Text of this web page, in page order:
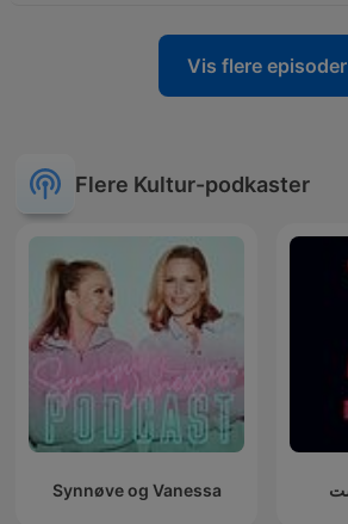
Vis flere episoder
Flere Kultur-podkaster
Synnøve og Vanessa